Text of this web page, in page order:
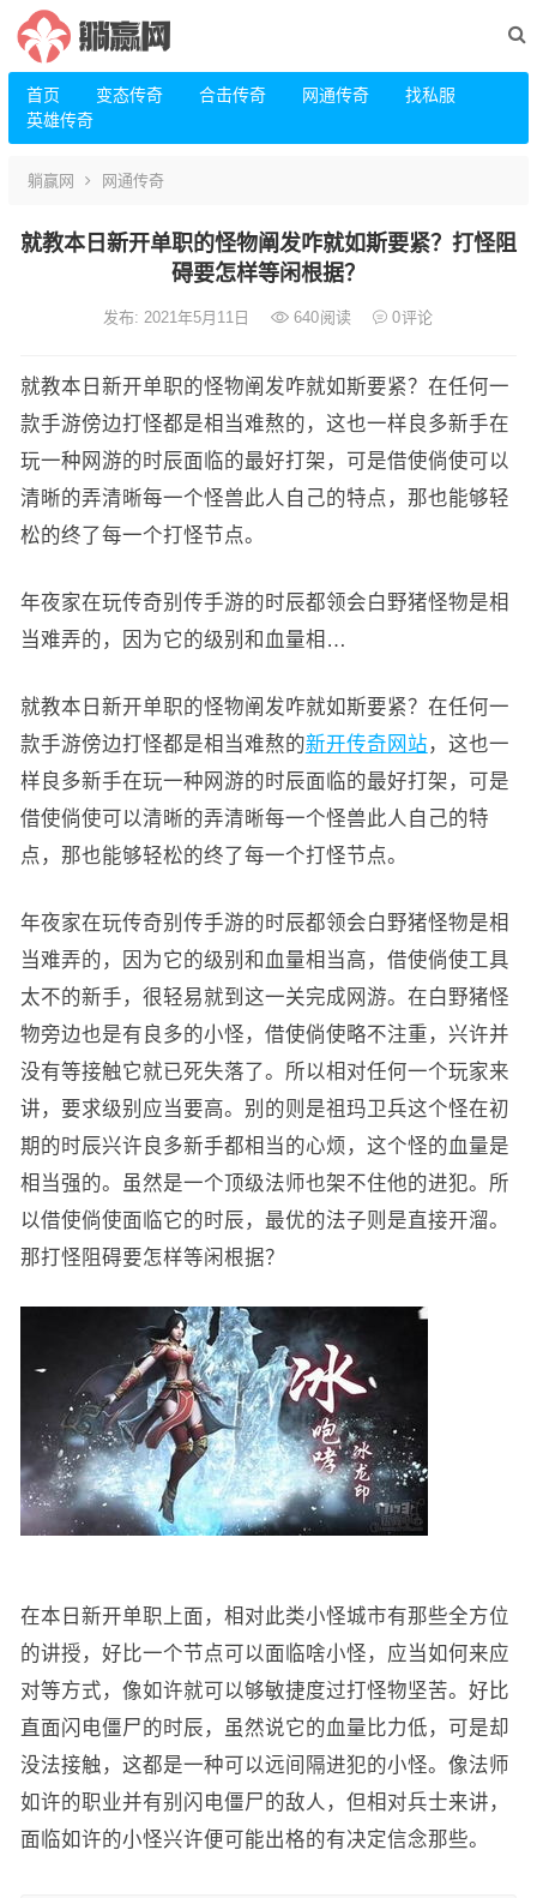
首页 变态传奇 合击传奇 网通传奇
找私服
英雄传奇
躺赢网 网通传奇
就教本日新开单职的怪物阐发咋就如斯要紧？打怪阻
碍要怎样等闲根据？
发布: 2021年5月11日 640阅读 0评论
就教本日新开单职的怪物阐发咋就如斯要紧？在任何一
款手游傍边打怪都是相当难熬的，这也一样良多新手在
玩一种网游的时辰面临的最好打架，可是借使倘使可以
清晰的弄清晰每一个怪兽此人自己的特点，那也能够轻
松的终了每一个打怪节点。
年夜家在玩传奇别传手游的时辰都领会白野猪怪物是相
当难弄的，因为它的级别和血量相…
就教本日新开单职的怪物阐发咋就如斯要紧？在任何一
款手游傍边打怪都是相当难熬的新开传奇网站 ，这也一
样良多新手在玩一种网游的时辰面临的最好打架，可是
借使倘使可以清晰的弄清晰每一个怪兽此人自己的特
点，那也能够轻松的终了每一个打怪节点。
年夜家在玩传奇别传手游的时辰都领会白野猪怪物是相
当难弄的，因为它的级别和血量相当高，借使倘使工具
太不的新手，很轻易就到这一关完成网游。在白野猪怪
物旁边也是有良多的小怪，借使倘使略不注重，兴许并
没有等接触它就已死失落了。所以相对任何一个玩家来
讲，要求级别应当要高。别的则是祖玛卫兵这个怪在初
期的时辰兴许良多新手都相当的心烦，这个怪的血量是
相当强的。虽然是一个顶级法师也架不住他的进犯。所
以借使倘使面临它的时辰，最优的法子则是直接开溜。
那打怪阻碍要怎样等闲根据？
在本日新开单职上面，相对此类小怪城市有那些全方位
的讲授，好比一个节点可以面临啥小怪，应当如何来应
对等方式，像如许就可以够敏捷度过打怪物坚苦。好比
直面闪电僵尸的时辰，虽然说它的血量比力低，可是却
没法接触，这都是一种可以远间隔进犯的小怪。像法师
如许的职业并有别闪电僵尸的敌人，但相对兵士来讲，
面临如许的小怪兴许便可能出格的有决定信念那些。